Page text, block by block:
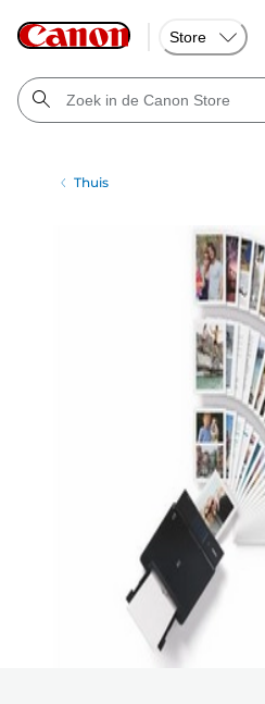
Store
Thuis